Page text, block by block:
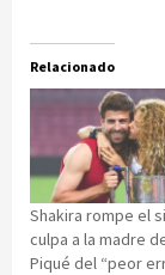
Relacionado
Shakira rompe el
culpa a la madre
Piqué del “peor